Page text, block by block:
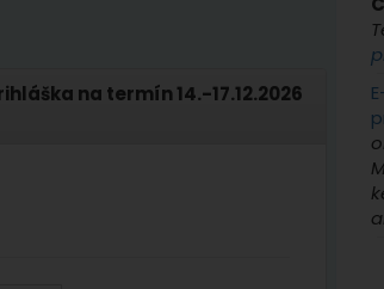
na termín 14.-17.12.2026